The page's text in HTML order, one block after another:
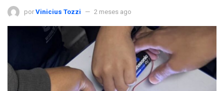
por Vinicius Tozzi 2 meses ago